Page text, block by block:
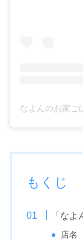
もくじ
「な
店名